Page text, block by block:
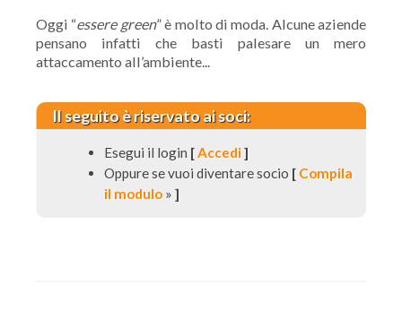
Oggi “essere green” è molto di moda. Alcune aziende
pensano infatti che basti palesare un mero
attaccamento all’ambiente...
Il seguito è riservato ai soci:
Esegui il login [Accedi]
Oppure se vuoi diventare socio [ Compila
il modulo » ]